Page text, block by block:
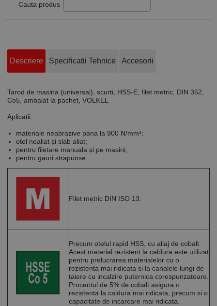
Cauta produs
Descriere Specificatii Tehnice Accesorii
Tarod de masina (universal), scurti, HSS-E, filet metric, DIN 352,
Co5, ambalat la pachet, VOLKEL
Aplicatii:
materiale neabrazive pana la 900 N/mm²;
otel nealiat și slab aliat;
pentru filetare manuala și pe mașini;
pentru gauri strapunse.
Filet metric DIN ISO 13.
Precum otelul rapid HSS, cu aliaj de cobalt.
Acest material rezistent la caldura este utilizat
pentru prelucrarea materialelor cu o
rezistenta mai ridicata si la canalele lungi de
taiere cu incalzire puternica corespunzatoare.
Procentul de 5% de cobalt asigura o
rezistenta la caldura mai ridicata, precum si o
capacitate de incarcare mai ridicata.